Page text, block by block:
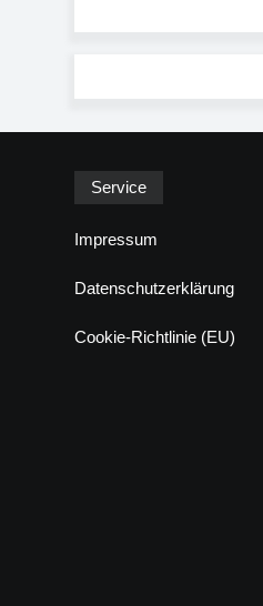
Service
Impressum
Datenschutzerklärung
Cookie-Richtlinie (EU)